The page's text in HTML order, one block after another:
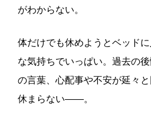
がわからない。
体だけでも休めようとベッド
な気持ちでいっぱい。過去の
の言葉、心配事や不安が延々
休まらない——。